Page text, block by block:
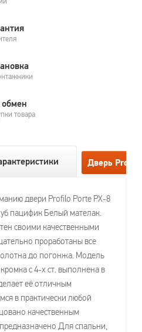
товара
двери Profilo Porte PX-8
пацифик Белый мателак.
своими качественными
проработаны все
до погонжа. Модель
с 4-х ст. выполнена в
её отличным
в практически любой
качественным
Для спальни,